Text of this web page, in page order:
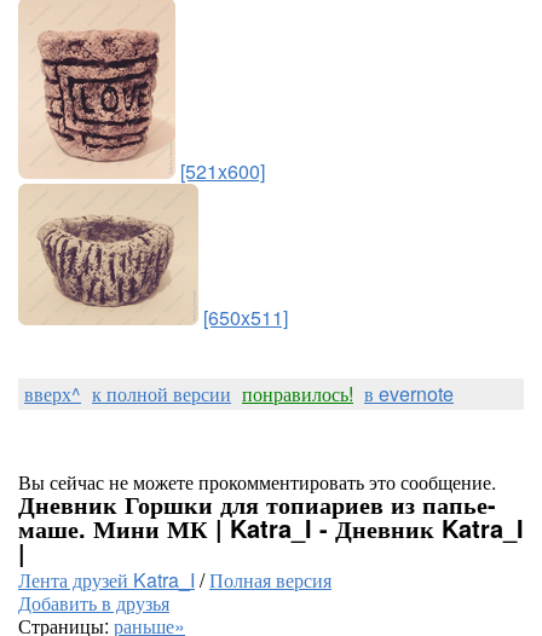
[521x600]
[650x511]
вверх^ к полной версии понравилось! в evernote
Вы сейчас не можете прокомментировать это сообщение.
Дневник Горшки для топиариев из папье-
маше. Мини МК | Katra_I - Дневник Katra_I
|
Лента друзей Katra_I /Полная версия
Добавить в друзья
Страницы: раньше»